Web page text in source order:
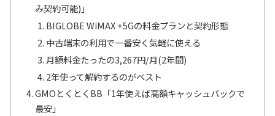
み契約可能)」
BIGLOBE WiMAX +5Gの料金プランと契約形態
中古端末の利用で一番安く気軽に使える
月額料金たったの3,267円/月(2年間)
2年使って解約するのがベスト
GMOとくとくBB「1年使えば高額キャッシュバックで
最安」